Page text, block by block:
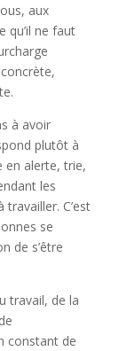
aux
qu’il ne faut
à avoir
plutôt à
en alerte, trie,
les
C’est
se
de s’être
travail, de la
constant de